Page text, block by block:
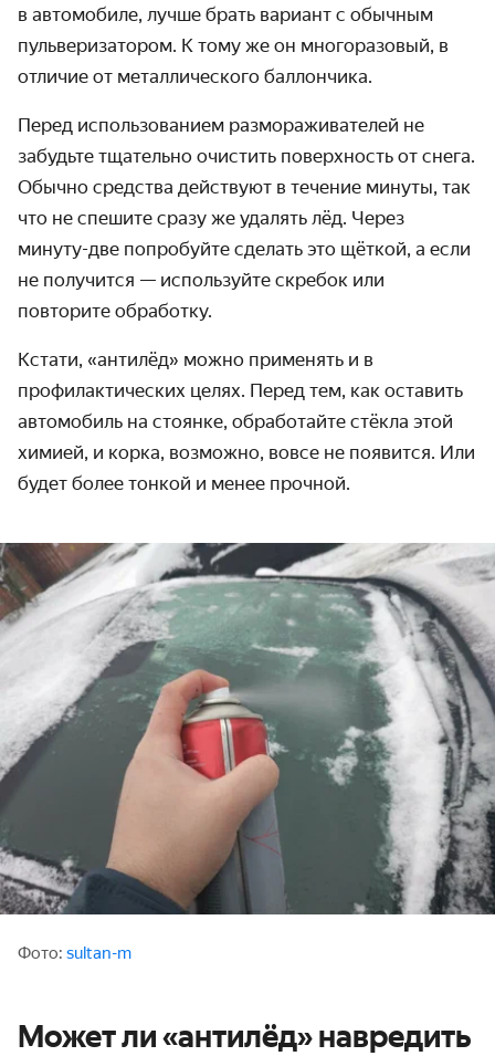
в автомобиле, лучше брать вариант с обычным
пульверизатором. К тому же он многоразовый, в
отличие от металлического баллончика.
Перед использованием размораживателей не
забудьте тщательно очистить поверхность от снега.
Обычно средства действуют в течение минуты, так
что не спешите сразу же удалять лёд. Через
минуту-две попробуйте сделать это щёткой, а если
не получится — используйте скребок или
повторите обработку.
Кстати, «антилёд» можно применять и в
профилактических целях. Перед тем, как оставить
автомобиль на стоянке, обработайте стёкла этой
химией, и корка, возможно, вовсе не появится. Или
будет более тонкой и менее прочной.
Фото: sultan-m
Может ли «антилёд» навредить